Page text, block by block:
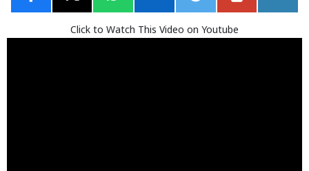
Click to Watch This Video on Youtube